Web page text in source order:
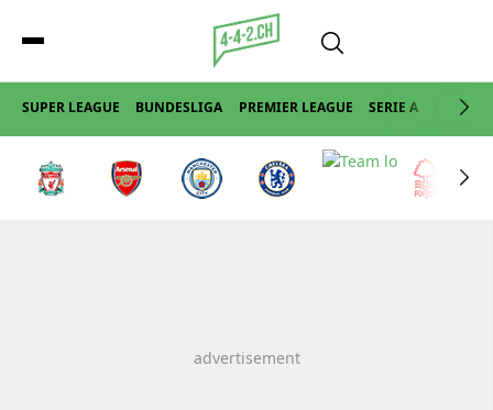
SUPER LEAGUE BUNDESLIGA PREMIER LEAGUE SERIE A LA LIGA